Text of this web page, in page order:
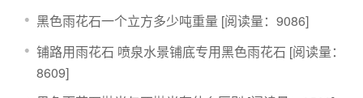
黑色雨花石一个立方多少吨重量 [阅读量：9086]
铺路用雨花石 喷泉水景铺底专用黑色雨花石 [阅读量：
8609]